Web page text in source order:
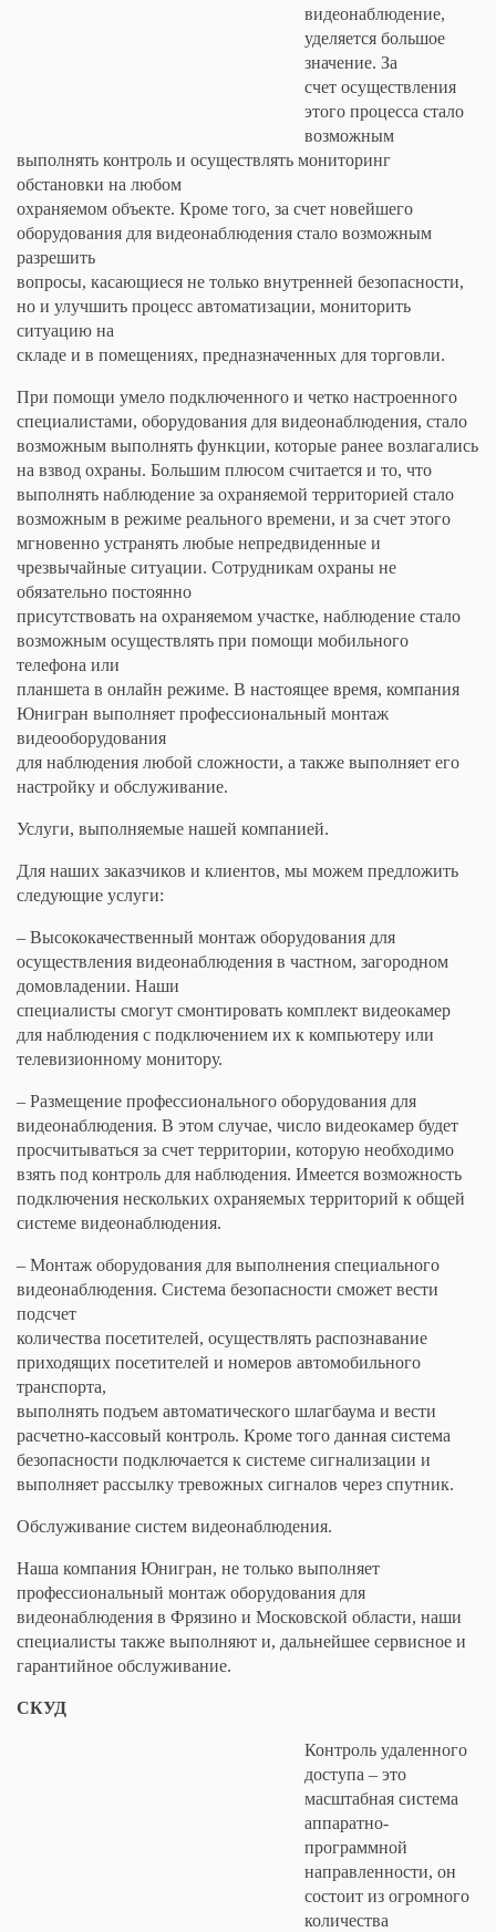
видеонаблюдение,
уделяется большое
значение. За
счет осуществления
этого процесса стало
возможным
выполнять контроль и осуществлять мониторинг
обстановки на любом
охраняемом объекте. Кроме того, за счет новейшего
оборудования для видеонаблюдения стало возможным
разрешить
вопросы, касающиеся не только внутренней безопасности,
но и улучшить процесс автоматизации, мониторить
ситуацию на
складе и в помещениях, предназначенных для торговли.
При помощи умело подключенного и четко настроенного
специалистами, оборудования для видеонаблюдения, стало
возможным выполнять функции, которые ранее возлагались
на взвод охраны. Большим плюсом считается и то, что
выполнять наблюдение за охраняемой территорией стало
возможным в режиме реального времени, и за счет этого
мгновенно устранять любые непредвиденные и
чрезвычайные ситуации. Сотрудникам охраны не
обязательно постоянно
присутствовать на охраняемом участке, наблюдение стало
возможным осуществлять при помощи мобильного
телефона или
планшета в онлайн режиме. В настоящее время, компания
Юнигран выполняет профессиональный монтаж
видеооборудования
для наблюдения любой сложности, а также выполняет его
настройку и обслуживание.
Услуги, выполняемые нашей компанией.
Для наших заказчиков и клиентов, мы можем предложить
следующие услуги:
– Высококачественный монтаж оборудования для
осуществления видеонаблюдения в частном, загородном
домовладении. Наши
специалисты смогут смонтировать комплект видеокамер
для наблюдения с подключением их к компьютеру или
телевизионному монитору.
– Размещение профессионального оборудования для
видеонаблюдения. В этом случае, число видеокамер будет
просчитываться за счет территории, которую необходимо
взять под контроль для наблюдения. Имеется возможность
подключения нескольких охраняемых территорий к общей
системе видеонаблюдения.
– Монтаж оборудования для выполнения специального
видеонаблюдения. Система безопасности сможет вести
подсчет
количества посетителей, осуществлять распознавание
приходящих посетителей и номеров автомобильного
транспорта,
выполнять подъем автоматического шлагбаума и вести
расчетно-кассовый контроль. Кроме того данная система
безопасности подключается к системе сигнализации и
выполняет рассылку тревожных сигналов через спутник.
Обслуживание систем видеонаблюдения.
Наша компания Юнигран, не только выполняет
профессиональный монтаж оборудования для
видеонаблюдения в Фрязино и Московской области, наши
специалисты также выполняют и, дальнейшее сервисное и
гарантийное обслуживание.
СКУД
Контроль удаленного
доступа – это
масштабная система
аппаратно-
программной
направленности, он
состоит из огромного
количества